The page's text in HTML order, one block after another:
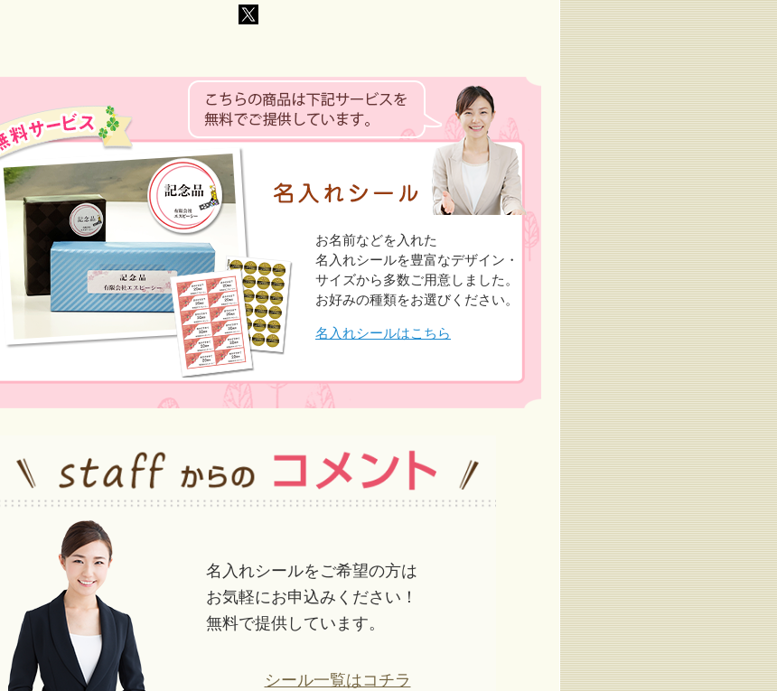
お名前などを入れた
名入れシールを豊富なデザイン・
サイズから多数ご用意しました。
お好みの種類をお選びください。
名入れシールはこちら
名入れシールをご希望の方は
お気軽にお申込みください！
無料で提供しています。
シール一覧はコチラ